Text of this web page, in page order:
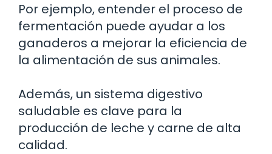
Por ejemplo, entender el proceso de
fermentación puede ayudar a los
ganaderos a mejorar la eficiencia de
la alimentación de sus animales.
Además, un sistema digestivo
saludable es clave para la
producción de leche y carne de alta
calidad.